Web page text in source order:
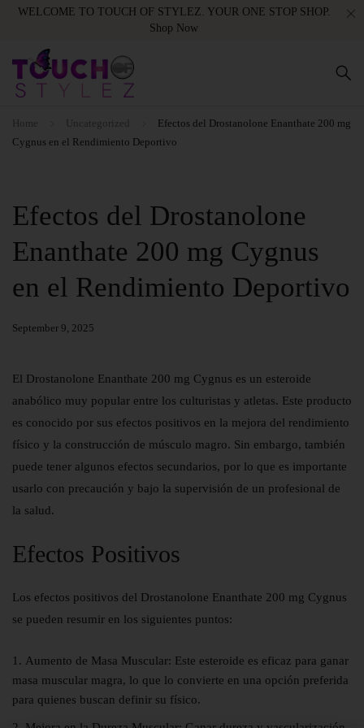
WELCOME TO TOUCH OF STYLEZ. YOUR ONE STOP SHOP.
Shop Now
Home Uncategorized
Efectos del Drostanolone Enanthate 200 mg
Cygnus en el Rendimiento Deportivo
Efectos del Drostanolone
Enanthate 200 mg Cygnus
en el Rendimiento Deportivo
September 9, 2025
El Drostanolone Enanthate 200 mg Cygnus es un esteroide
anabólico muy popular entre los culturistas y atletas. Este producto
es conocido por sus efectos positivos en la mejora del rendimiento
físico y la construcción de músculo magro. Sin embargo, también
puede tener algunos efectos secundarios, por lo que es importante
usarlo con precaución y bajo la supervisión de un profesional de
la salud.
Efectos Positivos
Los efectos positivos del Drostanolone Enanthate 200 mg Cygnus
se pueden resumir en los siguientes puntos:
Aumento de Masa Muscular: Este esteroide es eficaz para ganar
masa muscular magra, lo que lo convierte en una opción preferida
para quienes buscan definir su físico.